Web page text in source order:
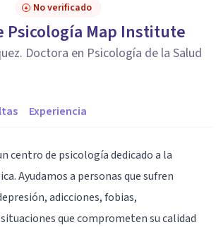
No verificado
Psicología Map Institute
Doctora en Psicología de la Salud
Experiencia
centro de psicología dedicado a la
Ayudamos a personas que sufren
adicciones, fobias,
que comprometen su calidad